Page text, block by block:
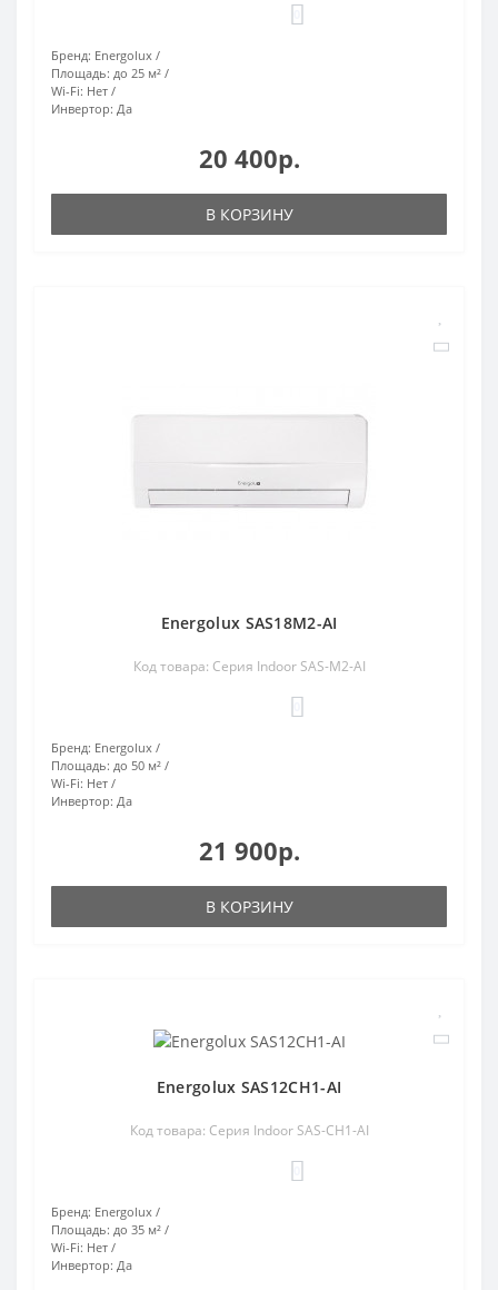
Бренд: Energolux
Площадь: до 25 м²
Wi-Fi: Нет
Инвертор: Да
20 400р.
В КОРЗИНУ
Energolux SAS18M2-AI
Код товара: Серия Indoor SAS-M2-AI
Бренд: Energolux
Площадь: до 50 м²
Wi-Fi: Нет
Инвертор: Да
21 900р.
В КОРЗИНУ
Energolux SAS12CH1-AI
Код товара: Серия Indoor SAS-CH1-AI
Бренд: Energolux
Площадь: до 35 м²
Wi-Fi: Нет
Инвертор: Да